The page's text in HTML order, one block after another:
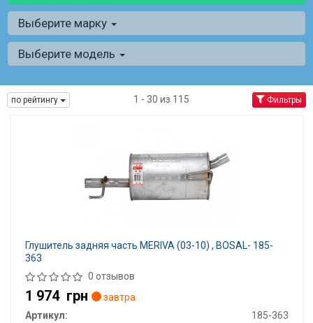
Выберите марку
Выберите модель
по рейтингу 1 - 30 из 115 Фильтры
Глушитель задняя часть MERIVA (03-10) , BOSAL- 185-
363
0 отзывов
1 974 грн
завтра
Артикул:
185-363